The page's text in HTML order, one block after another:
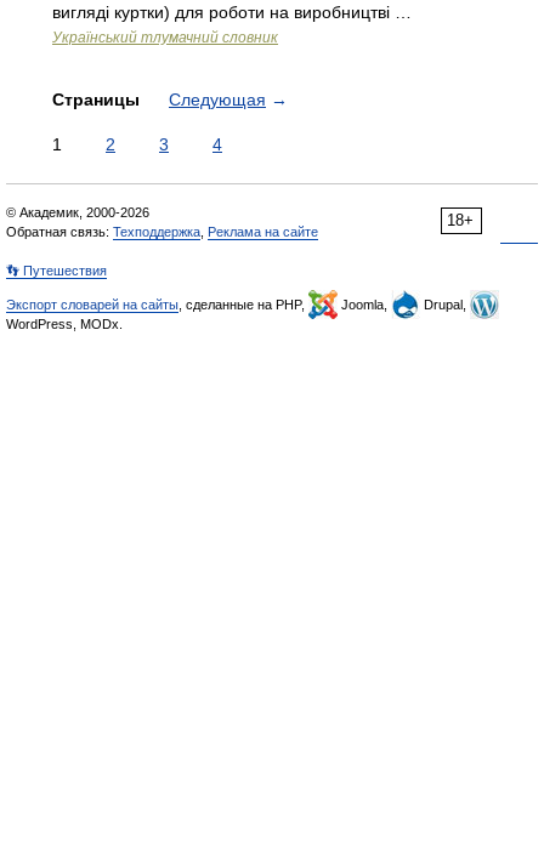
вигляді куртки) для роботи на виробництві …
Український тлумачний словник
Страницы Следующая →
1 2 3 4
18+
© Академик, 2000-2026
Обратная связь: Техподдержка Реклама на сайте
👣 Путешествия
Экспорт словарей на сайты , сделанные на PHP, Joomla,
Drupal,
WordPress, MODx.